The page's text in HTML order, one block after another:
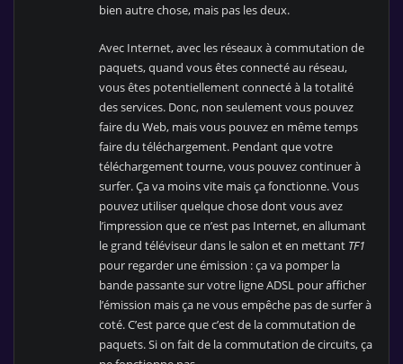
bien autre chose, mais pas les deux.
Avec Internet, avec les réseaux à commutation de
paquets, quand vous êtes connecté au réseau,
vous êtes potentiellement connecté à la totalité
des services. Donc, non seulement vous pouvez
faire du Web, mais vous pouvez en même temps
faire du téléchargement. Pendant que votre
téléchargement tourne, vous pouvez continuer à
surfer. Ça va moins vite mais ça fonctionne. Vous
pouvez utiliser quelque chose dont vous avez
l’impression que ce n’est pas Internet, en allumant
le grand téléviseur dans le salon et en mettant TF1
pour regarder une émission : ça va pomper la
bande passante sur votre ligne ADSL pour afficher
l’émission mais ça ne vous empêche pas de surfer à
coté. C’est parce que c’est de la commutation de
paquets. Si on fait de la commutation de circuits, ça